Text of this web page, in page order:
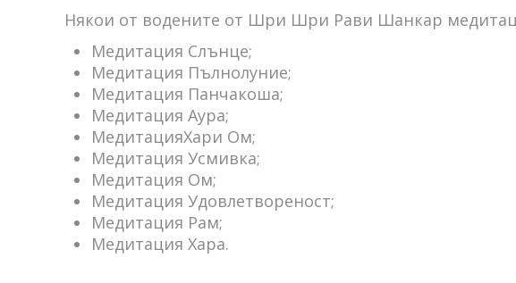
Някои от водените от Шри Шри Рави Шанкар
Медитация Слънце;
Медитация Пълнолуние;
Медитация Панчакоша;
Медитация Аура;
МедитацияХари Ом;
Медитация Усмивка;
Медитация Ом;
Медитация Удовлетвореност;
Медитация Рам;
Медитация Хара.